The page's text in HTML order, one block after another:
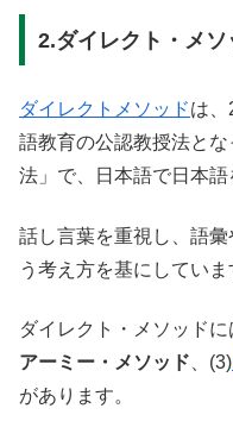
2.ダイレクト・メソ
ダイレクトメソッドは、
語教育の公認教授法と
法」で、日本語で日本語
話し言葉を重視し、語
う考え方を基にしていま
ダイレクト・メソッドに
アーミー・メソッド 、(3)
があります。